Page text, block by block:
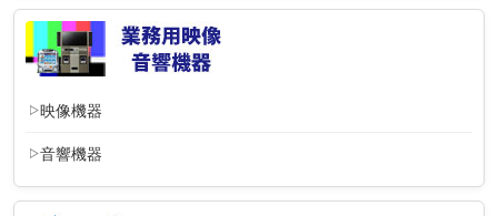
映像機器
音響機器